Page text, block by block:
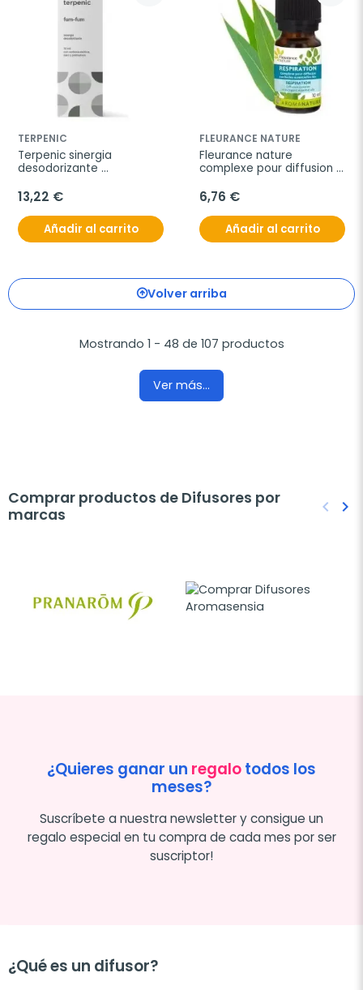
TERPENIC
Terpenic sinergia
desodorizante
30ml
13,22 €
Añadir al carrito
FLEURANCE NATURE
Fleurance nature
complexe pour diffusion
6,76 €
Añadir al carrito
Volver arriba
Mostrando 1 - 48 de 107 productos
Ver más...
Comprar productos de Difusores por
marcas
keyboard_arrow_left keyboard_arrow_right
¿Quieres ganar un regalotodos los
meses?
Suscríbete a nuestra newsletter y consigue un
regalo especial en tu compra de cada mes por ser
suscriptor!
¿Qué es un difusor?